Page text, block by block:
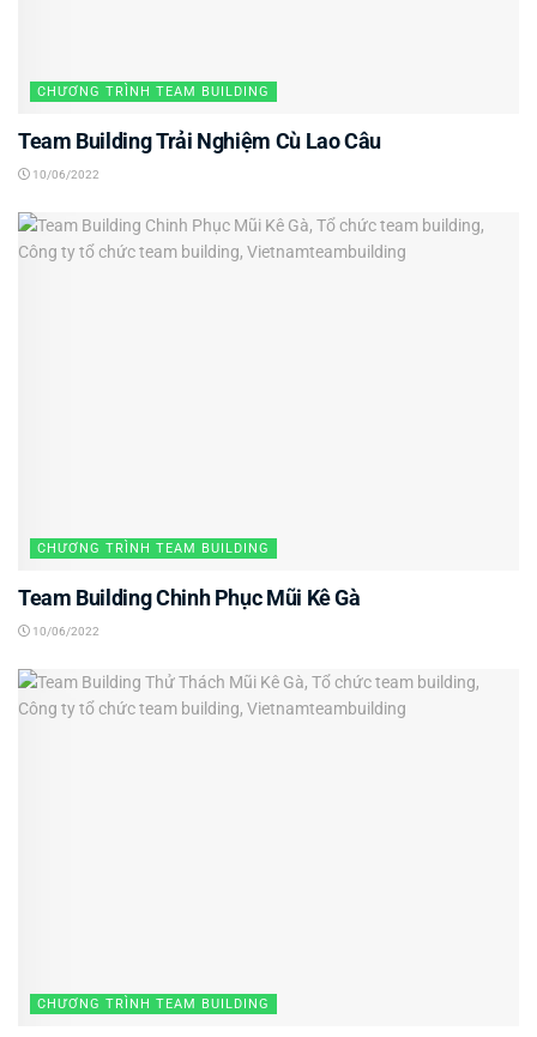
CHƯƠNG TRÌNH TEAM BUILDING
Team Building Trải Nghiệm Cù Lao Câu
10/06/2022
CHƯƠNG TRÌNH TEAM BUILDING
Team Building Chinh Phục Mũi Kê Gà
10/06/2022
CHƯƠNG TRÌNH TEAM BUILDING